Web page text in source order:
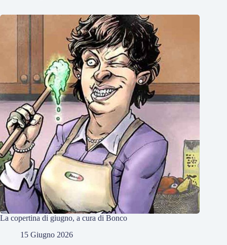
La copertina di giugno, a cura di Bonco
15 Giugno 2026